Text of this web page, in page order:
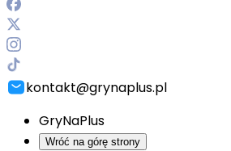
kontakt@grynaplus.pl
GryNaPlus
Wróć na górę strony